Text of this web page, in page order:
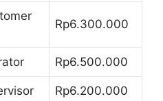
Rp6.300.000
Rp6.500.000
Rp6.200.000